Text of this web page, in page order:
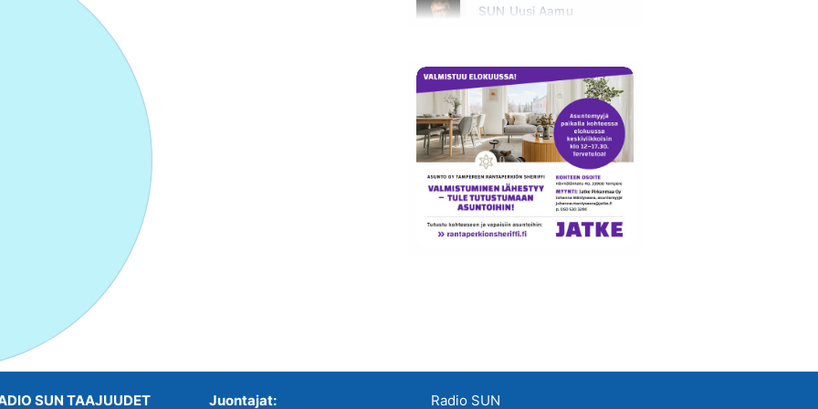
SUN Uusi Aamu
SUN TAAJUUDET Juontajat: Radio SUN